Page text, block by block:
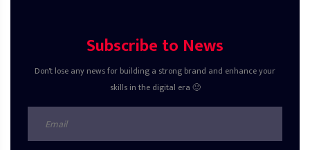
Subscribe to News
Don't lose any news for building a strong brand and enhance your
skills in the digital era 🙂